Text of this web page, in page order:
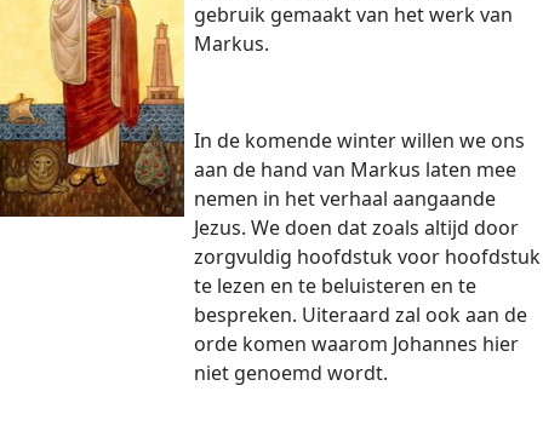
gebruik gemaakt van het werk van
Markus.
In de komende winter willen we ons
aan de hand van Markus laten mee
nemen in het verhaal aangaande
Jezus. We doen dat zoals altijd door
zorgvuldig hoofdstuk voor hoofdstuk
te lezen en te beluisteren en te
bespreken. Uiteraard zal ook aan de
orde komen waarom Johannes hier
niet genoemd wordt.